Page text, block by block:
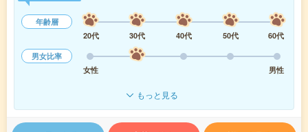
年齢層
20代
30代 40代 50代
60代
男女比率
女性
男性
もっと見る